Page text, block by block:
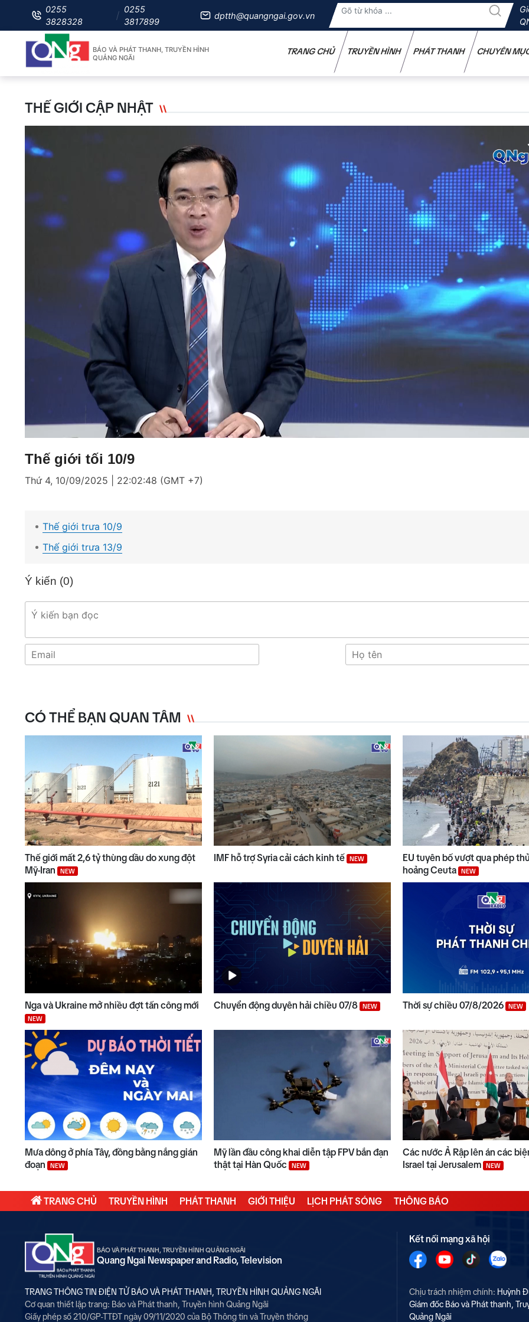
0255
3828328
0255
3817899
dptth@quangngai.gov.vn
BÁO VÀ PHÁT THANH, TRUYỀN HÌNH
QUẢNG NGÃI
TRANG CHỦ TRUYỀN HÌNH PHÁT THANH CHUYÊN
THẾ GIỚI CẬP NHẬT
Loaded:
6.21%
Thế giới tối 10/9
Thứ 4, 10/09/2025 | 22:02:48 (GMT +7)
Thế giới trưa 10/9
Thế giới trưa 13/9
Ý kiến (0)
CÓ THỂ BẠN QUAN TÂM
Thế giới mất 2,6 tỷ thùng dầu do xung đột
Mỹ-Iran
NEW
IMF hỗ trợ Syria cải cách kinh tế NEW
EU tuyên bố vượt qua phép
hoảng Ceuta
NEW
Nga và Ukraine mở nhiều đợt tấn công mới
NEW
Chuyển động duyên hải chiều 07/8 NEW Thời sự chiều 07/8/2026 NEW
Mưa dông ở phía Tây, đồng bằng nắng gián
đoạn
NEW
Mỹ lần đầu công khai diễn tập FPV bắn đạn
thật tại Hàn Quốc
NEW
Các nước Ả Rập lên án các
Israel tại Jerusalem
NEW
TRANG CHỦ TRUYỀN HÌNH PHÁT THANH GIỚI THIỆU LỊCH PHÁT SÓNG THÔNG BÁO
BÁO VÀ PHÁT THANH, TRUYỀN HÌNH QUẢNG NGÃI
Quang Ngai Newspaper and Radio, Television
TRANG THÔNG TIN ĐIỆN TỬ BÁO VÀ PHÁT THANH, TRUYỀN HÌNH QUẢNG NGÃI
Cơ quan thiết lập trang: Báo và Phát thanh, Truyền hình Quảng Ngãi
Giấy phép số 210/GP-TTĐT ngày 09/11/2020 của Bộ Thông tin và Truyền thông
Kết nối mạng xã hội
Chịu trách nhiệm chính: Huỳnh
Giám đốc Báo và Phát thanh,
Quảng Ngãi